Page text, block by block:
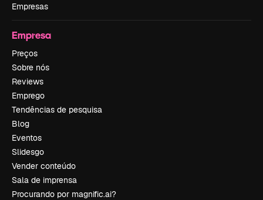
Empresas
Empresa
Preços
Sobre nós
Reviews
Emprego
Tendências de pesquisa
Blog
Eventos
Slidesgo
Vender conteúdo
Sala de imprensa
Procurando por magnific.ai?